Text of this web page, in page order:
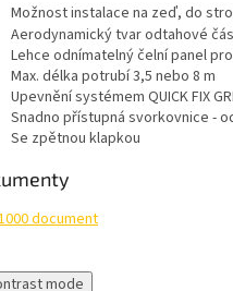
mode
Možnost instalace na zeď, do
Aerodynamický tvar odtahové
Lehce odnímatelný čelní panel
Max. délka potrubí 3,5 nebo 8 m
Upevnění systémem QUICK FIX
Snadno přístupná svorkovnice -
Se zpětnou klapkou
document